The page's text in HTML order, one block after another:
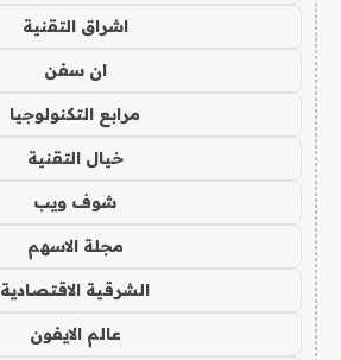
اشراق التقنية
ان سفن
مرابع التكنولوجيا
خيال التقنية
شوف ويب
مجلة الاسهم
الشرقية الاقتصادية
عالم الايفون